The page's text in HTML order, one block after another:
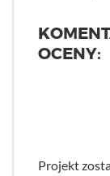
OCENY:
Projekt